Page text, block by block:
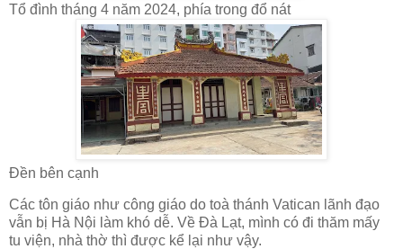
Tổ đình tháng 4 năm 2024, phía trong đổ nát
Đền bên cạnh
Các tôn giáo như công giáo do toà thánh Vatican lãnh đạo
vẫn bị Hà Nội làm khó dễ. Về Đà Lạt, mình có đi thăm mấy
tu viện, nhà thờ thì được kể lại như vậy.